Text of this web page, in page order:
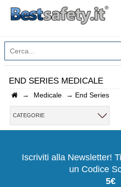
INSERISCI IL NOME DEL
CHIUDI
END SERIES MEDICALE
→ Medicale → End Series
CATEGORIE
Iscriviti alla Newsletter!
un Codice
5€